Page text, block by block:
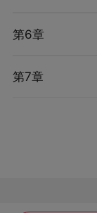
第6章
第7章